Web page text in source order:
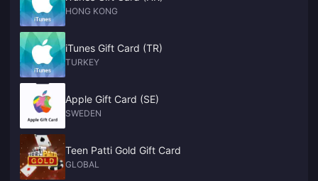
HONG KONG
iTunes Gift Card (TR)
TURKEY
Apple Gift Card (SE)
SWEDEN
Teen Patti Gold Gift Card
GLOBAL